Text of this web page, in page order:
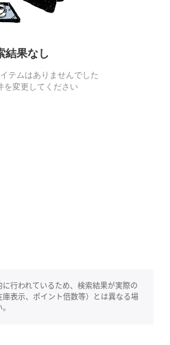
結果なし
テムはありませんでした
を変更してください
行われているため、検索結果が実際の
表示、ポイント倍数等）とは異なる場